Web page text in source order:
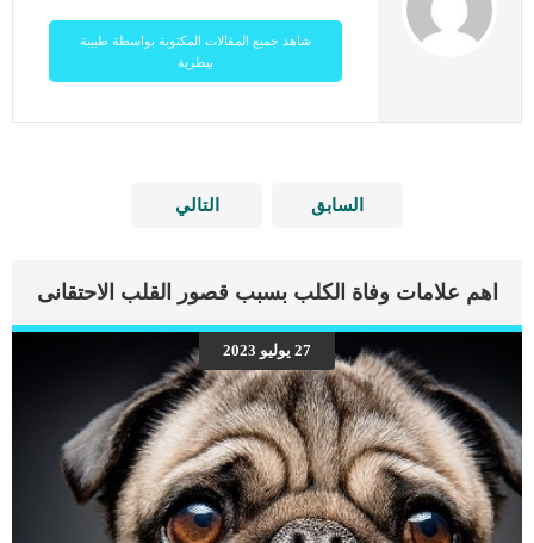
شاهد جميع المقالات المكتوبة بواسطة طبيبة
بيطرية
السابق التالي
اهم علامات وفاة الكلب بسبب قصور القلب الاحتقانى
27 يوليو 2023